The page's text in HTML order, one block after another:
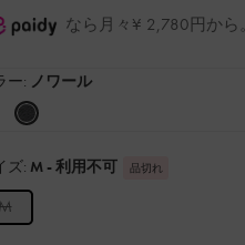
なら月々¥ 2,780円か
ー: ノワール
ズ: M - 利用不可 品切れ